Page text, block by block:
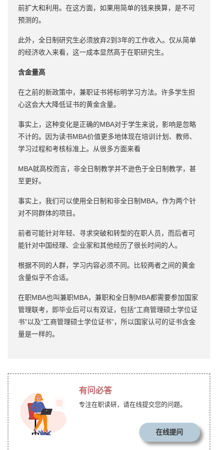
前扩大和利用。在这方面，如果用简单的钱来换算，是不可
预测的。
此外，全日制研究生必须放弃2到3年的工作收入。仅从简单
的经济收入来看，这一成本显然高于在职研究生。
含金量高
在之前的新政策中，兼职证书将标明学习方法。许多学生担
心这会大大降低证书的黄金含量。
事实上，这种变化是正确的MBA对于学生来说，影响是忽略
不计的。因为读书MBA价值更多地体现在培训计划、教师、
学习过程和考核标准上。从很多方面来看
MBA就高校而言，非全日制教学并不逊色于全日制教学，甚
至更好。
事实上，我们可以使用全日制和非全日制MBA，作为两个针
对不同群体的项目。
前者可能针对年轻、寻求突破和转型的在职人员，而后者可
能针对中国经理、企业家和其他经历了很长时间的人。
根据不同的人群，学习内容必须不同。比较两者之间的黄金
含量似乎不合适。
在职MBA也叫兼职MBA，兼职和全日制MBA都需要参加国家
管理联考，即毕业后可以有双证，包括“工商管理硕士学位证
书”以及“工商管理硕士学位证书”，所以国家认可的证书含金
量是一样的。
有问必答
专注在职读研，请在线提交您的问题。
在线提问